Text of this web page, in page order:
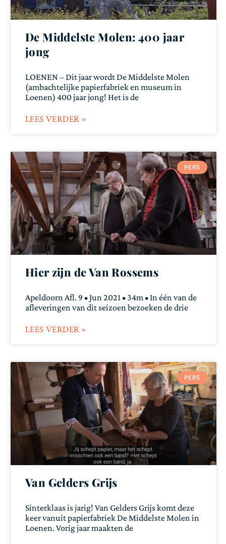
De Middelste Molen: 400 jaar
jong
LOENEN – Dit jaar wordt De Middelste Molen
(ambachtelijke papierfabriek en museum in
Loenen) 400 jaar jong! Het is de
LEES VERDER »
PERS
Hier zijn de Van Rossems
Apeldoorn Afl. 9 • Jun 2021 • 34m • In één van de
afleveringen van dit seizoen bezoeken de drie
LEES VERDER »
PERS
Van Gelders Grijs
Sinterklaas is jarig! Van Gelders Grijs komt deze
keer vanuit papierfabriek De Middelste Molen in
Loenen. Vorig jaar maakten de